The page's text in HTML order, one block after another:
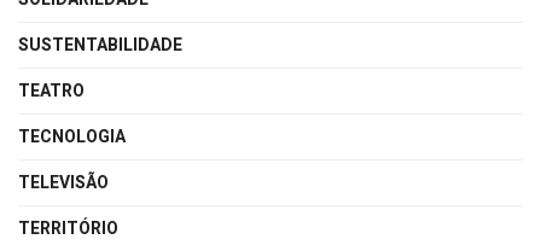
SUSTENTABILIDADE
TEATRO
TECNOLOGIA
TELEVISÃO
TERRITÓRIO